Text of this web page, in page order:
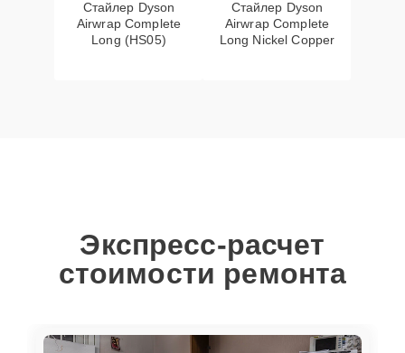
Стайлер Dyson
Airwrap Complete
Long (HS05)
Стайлер Dyson
Airwrap Complete
Long Nickel Copper
Экспресс-расчет
стоимости ремонта